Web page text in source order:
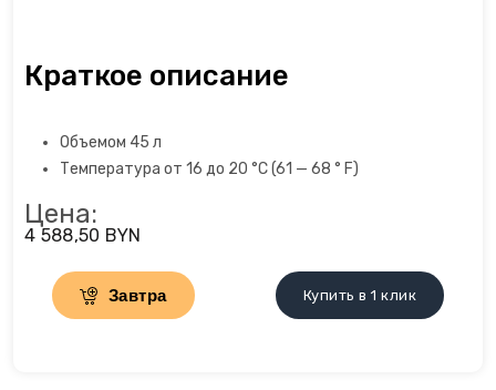
Краткое описание
Объемом 45 л
Температура от 16 до 20 °C (61 — 68 ° F)
Цена:
4 588,50 BYN
Завтра Купить в 1 клик
Пончик-мейкеры
Пуровер
Рисоварки, пароварки
Сахарная вата